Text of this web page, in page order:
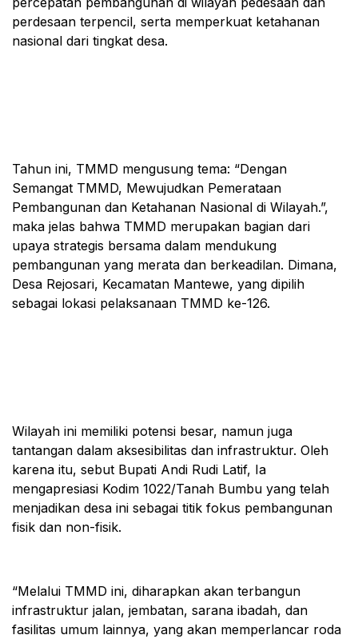
perdesaan terpencil, serta memperkuat ketahanan
nasional dari tingkat desa.
Tahun ini, TMMD mengusung tema: “Dengan
Semangat TMMD, Mewujudkan Pemerataan
Pembangunan dan Ketahanan Nasional di Wilayah.”,
maka jelas bahwa TMMD merupakan bagian dari
upaya strategis bersama dalam mendukung
pembangunan yang merata dan berkeadilan. Dimana,
Desa Rejosari, Kecamatan Mantewe, yang dipilih
sebagai lokasi pelaksanaan TMMD ke-126.
Wilayah ini memiliki potensi besar, namun juga
tantangan dalam aksesibilitas dan infrastruktur. Oleh
karena itu, sebut Bupati Andi Rudi Latif, Ia
mengapresiasi Kodim 1022/Tanah Bumbu yang telah
menjadikan desa ini sebagai titik fokus pembangunan
fisik dan non-fisik.
“Melalui TMMD ini, diharapkan akan terbangun
infrastruktur jalan, jembatan, sarana ibadah, dan
fasilitas umum lainnya, yang akan memperlancar roda